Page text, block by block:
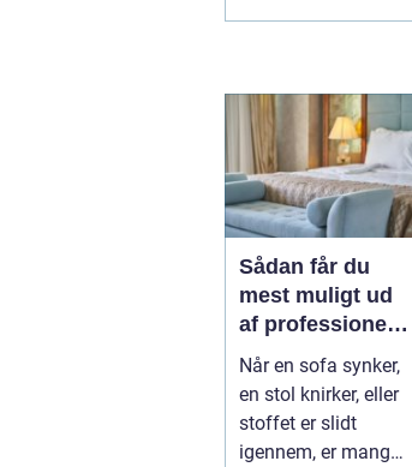
Sådan får du
mest muligt ud
af professionel
møbelpolstring
Når en sofa synker,
en stol knirker, eller
stoffet er slidt
igennem, er mange